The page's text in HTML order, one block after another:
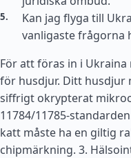
Kan jag flyga till
vanligaste frågorna
För att föras in i
för husdjur. Ditt husdjur
siffrigt okrypterat
11784/11785-
katt måste ha en giltig
chipmärkning. 3.